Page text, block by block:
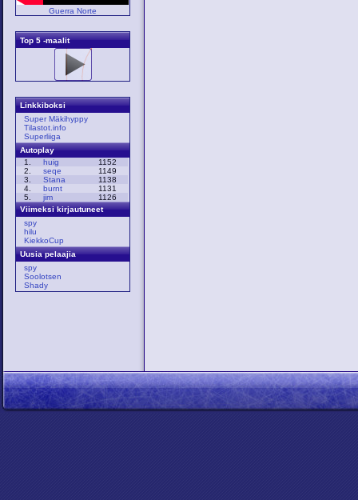
Guerra Norte
Top 5 -maalit
Linkkiboksi
Super Mäkihyppy
Tilastot.info
Superliiga
Autoplay
1.
huig
1152
2.
seqe
1149
3.
Stana
1138
4.
burnt
1131
5.
jim
1126
Viimeksi kirjautuneet
spy
hilu
KiekkoCup
Uusia pelaajia
spy
Soolotsen
Shady